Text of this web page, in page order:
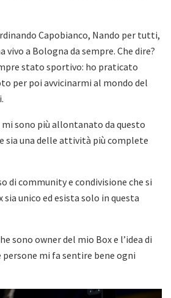
Capobianco, Nando per tutti,
vivo a Bologna da sempre. Che dire?
stato sportivo: ho praticato
per poi avvicinarmi al mondo del
sono più allontanato da questo
sia una delle attività più complete
di community e condivisione che si
sia unico ed esista solo in questa
sono owner del mio Box e l’idea di
mi fa sentire bene ogni